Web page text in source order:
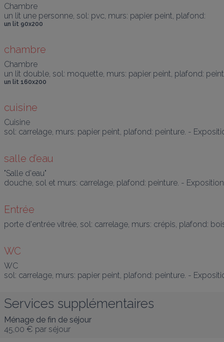
Chambre
un lit une personne, sol: pvc, murs: papier peint, plafond:
un lit 90x200
chambre
Chambre
un lit double, sol: moquette, murs: papier peint, plafond:
un lit 160x200
cuisine
Cuisine
sol: carrelage, murs: papier peint, plafond: peinture. -
salle d’eau
"Salle d'eau"
douche, sol et murs: carrelage, plafond: peinture. -
Entrée
porte d'entrée vitrée, sol: carrelage, murs: crépis, plafond:
WC
WC
sol: carrelage, murs: papier peint, plafond: peinture. -
Services supplémentaires
Ménage de fin de séjour
45,00 € par séjour